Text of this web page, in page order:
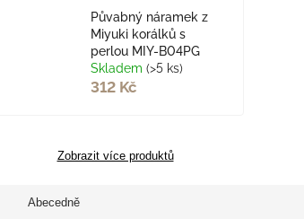
Půvabný náramek z
Miyuki korálků s
perlou MIY-B04PG
Skladem (>5 ks)
312 Kč
Zobrazit více produktů
Abecedně